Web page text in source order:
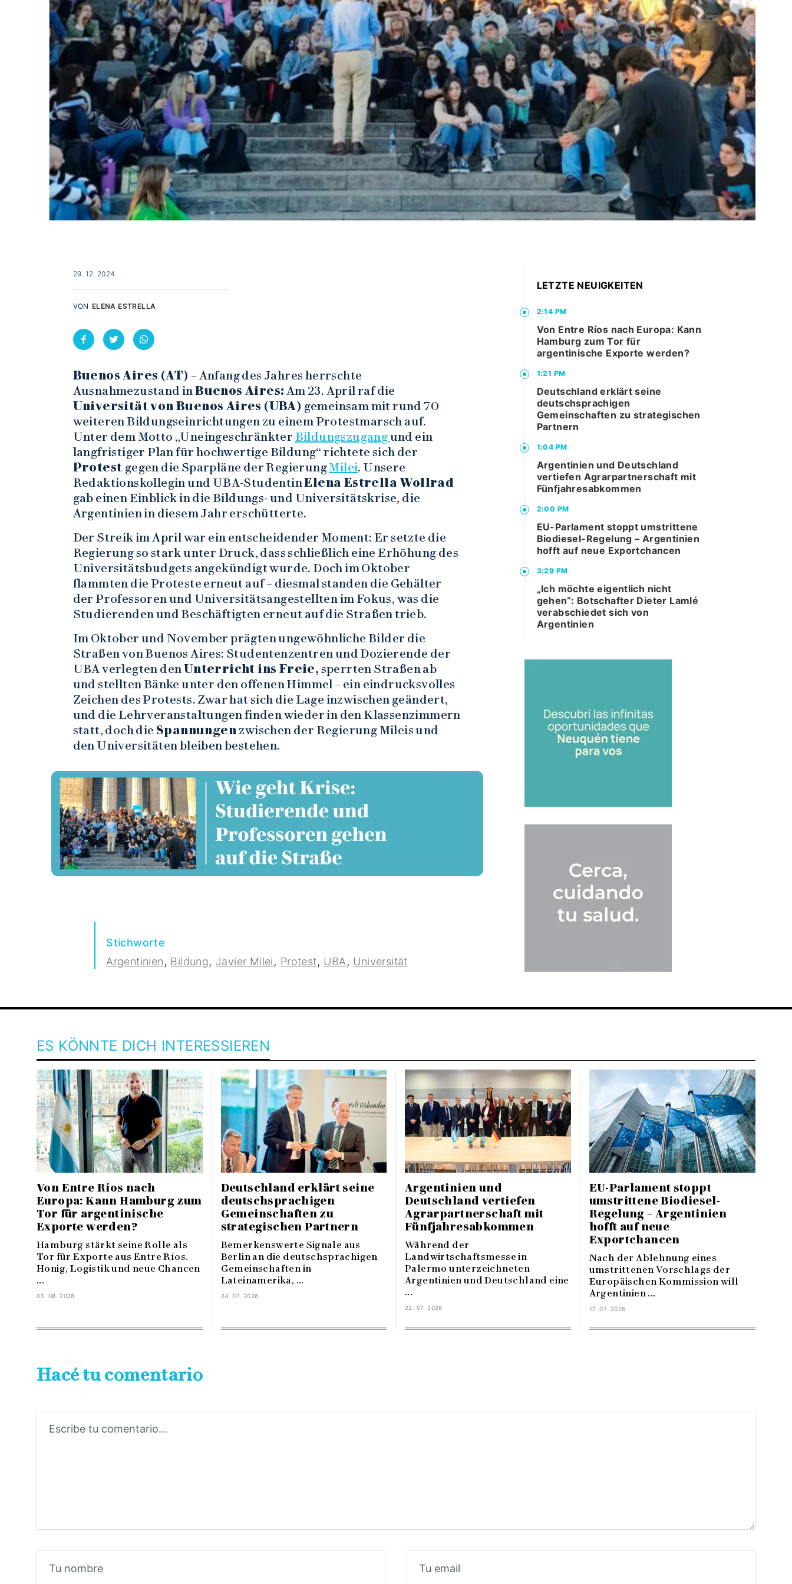
29. 12. 2024
ELENA ESTRELLA
VON
Buenos Aires (AT) – Anfang des Jahres herrschte
Ausnahmezustand inBuenos Aires: Am 23. April raf die
Universität von Buenos Aires (UBA) gemeinsam mit rund 70
weiteren Bildungseinrichtungen zu einem Protestmarsch auf.
Unter dem Motto „Uneingeschränkter Bildungszugangund ein
langfristiger Plan für hochwertige Bildung“ richtete sich der
Protest gegen die Sparpläne der RegierungMilei. Unsere
Redaktionskollegin und UBA-StudentinElena Estrella Wollrad
gab einen Einblick in die Bildungs- und Universitätskrise, die
Argentinien in diesem Jahr erschütterte.
Der Streik im April war ein entscheidender Moment: Er setzte die
Regierung so stark unter Druck, dass schließlich eine Erhöhung des
Universitätsbudgets angekündigt wurde. Doch im Oktober
flammten die Proteste erneut auf – diesmal standen die Gehälter
der Professoren und Universitätsangestellten im Fokus, was die
Studierenden und Beschäftigten erneut auf die Straßen trieb.
Im Oktober und November prägten ungewöhnliche Bilder die
Straßen von Buenos Aires: Studentenzentren und Dozierende der
UBA verlegten denUnterricht ins Freie, sperrten Straßen ab
und stellten Bänke unter den offenen Himmel – ein eindrucksvolles
Zeichen des Protests. Zwar hat sich die Lage inzwischen geändert,
und die Lehrveranstaltungen finden wieder in den Klassenzimmern
statt, doch die Spannungen zwischen der Regierung Mileis und
den Universitäten bleiben bestehen.
Stichworte
Argentinien, Bildung, Javier Milei, Protest, UBA, Universität
LETZTE NEUIGKEITEN
2:14 PM
Von Entre Ríos nach Europa: Kann
Hamburg zum Tor für
argentinische Exporte werden?
1:21 PM
Deutschland erklärt seine
deutschsprachigen
Gemeinschaften zu strategischen
Partnern
1:04 PM
Argentinien und Deutschland
vertiefen Agrarpartnerschaft mit
Fünfjahresabkommen
2:00 PM
EU-Parlament stoppt umstrittene
Biodiesel-Regelung – Argentinien
hofft auf neue Exportchancen
3:29 PM
„Ich möchte eigentlich nicht
gehen“: Botschafter Dieter Lamlé
verabschiedet sich von
Argentinien
ES KÖNNTE DICH INTERESSIEREN
Von Entre Ríos nach
Europa: Kann Hamburg zum
Tor für argentinische
Exporte werden?
Hamburg stärkt seine Rolle als
Tor für Exporte aus Entre Ríos.
Honig, Logistik und neue Chancen
...
03. 08. 2026
Deutschland erklärt seine
deutschsprachigen
Gemeinschaften zu
strategischen Partnern
Bemerkenswerte Signale aus
Berlin an die deutschsprachigen
Gemeinschaften in
Lateinamerika, ...
24. 07. 2026
Argentinien und
Deutschland vertiefen
Agrarpartnerschaft mit
Fünfjahresabkommen
Während der
Landwirtschaftsmesse in
Palermo unterzeichneten
Argentinien und Deutschland eine
...
22. 07. 2026
EU-Parlament stoppt
umstrittene Biodiesel-
Regelung – Argentinien
hofft auf neue
Exportchancen
Nach der Ablehnung eines
umstrittenen Vorschlags der
Europäischen Kommission will
Argentinien ...
17. 07. 2026
Hacé tu comentario